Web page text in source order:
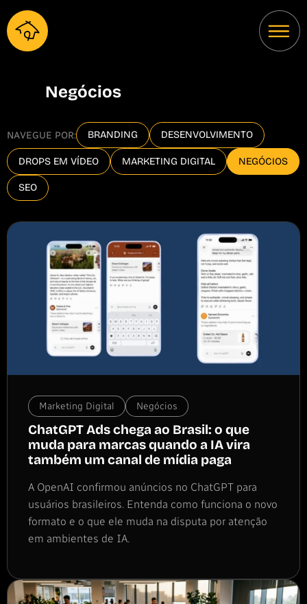
Negócios
NAVEGUE POR: BRANDING DESENVOLVIMENTO
DROPS EM VÍDEO MARKETING DIGITAL NEGÓCIOS
SEO
Marketing Digital Negócios
ChatGPT Ads chega ao Brasil: o que
muda para marcas quando a IA vira
também um canal de mídia paga
A OpenAI confirmou anúncios no ChatGPT para
usuários brasileiros. Entenda como funciona o novo
formato e o que ele muda na disputa por atenção
em ambientes de IA.